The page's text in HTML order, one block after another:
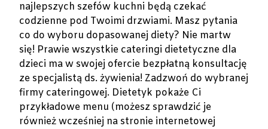
najlepszych szefów kuchni będą czekać
codzienne pod Twoimi drzwiami. Masz pytania
co do wyboru dopasowanej diety? Nie martw
się! Prawie wszystkie cateringi dietetyczne dla
dzieci ma w swojej ofercie bezpłatną konsultację
ze specjalistą ds. żywienia! Zadzwoń do wybranej
firmy cateringowej. Dietetyk pokaże Ci
przykładowe menu (możesz sprawdzić je
również wcześniej na stronie internetowej